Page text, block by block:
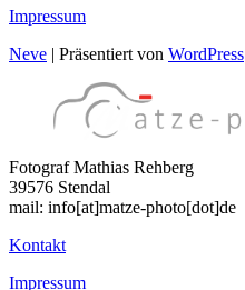
Impressum
Neve | Präsentiert von WordPress
Fotograf Mathias Rehberg
39576 Stendal
mail: info[at]matze-photo[dot]de
Kontakt
Impressum